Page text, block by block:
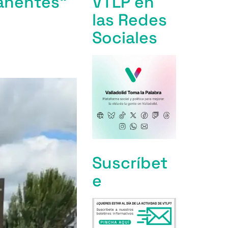
las Redes
Sociales
Suscríbet
e